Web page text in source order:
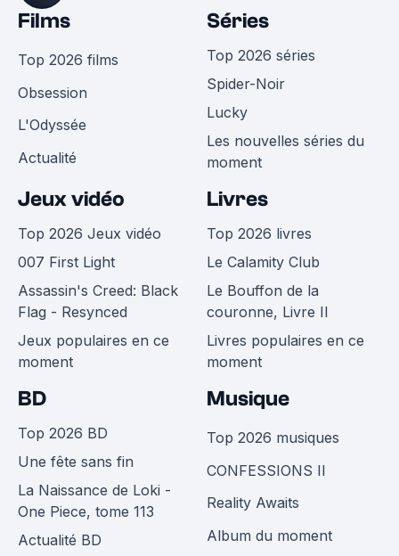
Films
Top 2026 films
Obsession
L'Odyssée
Actualité
Séries
Top 2026 séries
Spider-Noir
Lucky
Les nouvelles séries du
moment
Jeux vidéo
Top 2026 Jeux vidéo
007 First Light
Assassin's Creed: Black
Flag - Resynced
Jeux populaires en ce
moment
Livres
Top 2026 livres
Le Calamity Club
Le Bouffon de la
couronne, Livre II
Livres populaires en ce
moment
BD
Top 2026 BD
Une fête sans fin
La Naissance de Loki -
One Piece, tome 113
Actualité BD
Musique
Top 2026 musiques
CONFESSIONS II
Reality Awaits
Album du moment